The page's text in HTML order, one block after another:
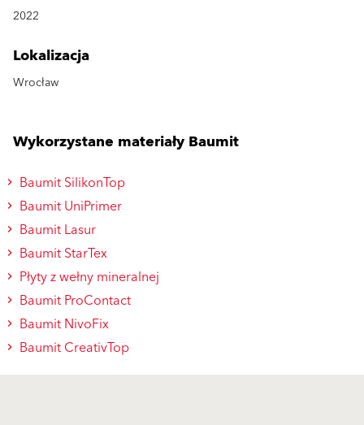
2022
Lokalizacja
Wrocław
Wykorzystane materiały Baumit
Baumit SilikonTop
Baumit UniPrimer
Baumit Lasur
Baumit StarTex
Płyty z wełny mineralnej
Baumit ProContact
Baumit NivoFix
Baumit CreativTop